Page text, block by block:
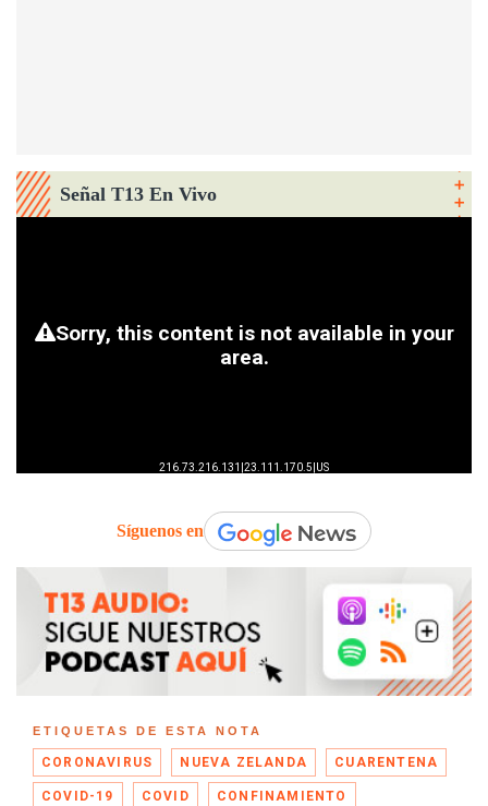
Señal T13 En Vivo
Síguenos en
ETIQUETAS DE ESTA NOTA
CORONAVIRUS NUEVA ZELANDA CUARENTENA
COVID-19 COVID CONFINAMIENTO